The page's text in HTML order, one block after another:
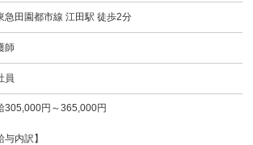
田園都市線 江田駅 徒歩2分
師
員
305,000円～365,000円
与内訳】